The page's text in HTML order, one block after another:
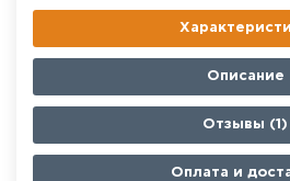
Описание
Отзывы (1)
Оплата и